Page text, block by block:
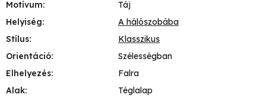
Motívum:
Táj
Helyiség:
A hálószobába
Stílus:
Klasszikus
Orientáció:
Szélességban
Elhelyezés:
Falra
Alak:
Téglalap